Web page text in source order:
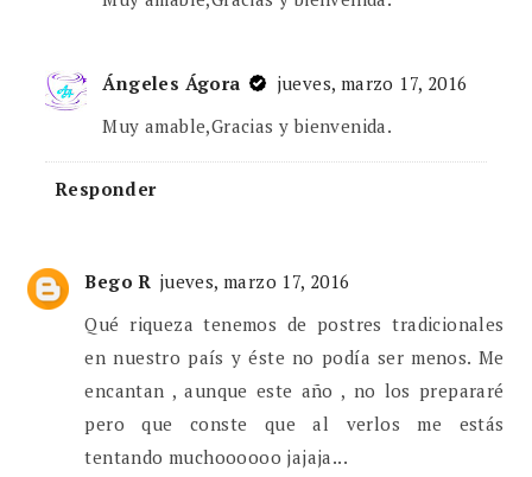
Ángeles Ágora
jueves, marzo 17, 2016
Muy amable,Gracias y bienvenida.
Responder
Bego R jueves, marzo 17, 2016
Qué riqueza tenemos de postres tradicionales
en nuestro país y éste no podía ser menos. Me
encantan , aunque este año , no los prepararé
pero que conste que al verlos me estás
tentando muchoooooo jajaja...